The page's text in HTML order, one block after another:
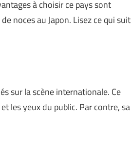
à choisir ce pays sont
noces au Japon. Lisez ce qui suit
sur la scène internationale. Ce
les yeux du public. Par contre, sa